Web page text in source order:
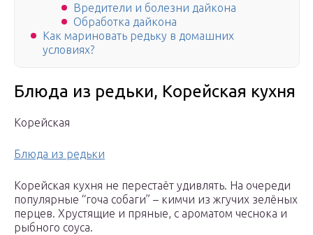
Вредители и болезни дайкона
Обработка дайкона
Как мариновать редьку в домашних
условиях?
Блюда из редьки, Корейская кухня
Корейская
Блюда из редьки
Корейская кухня не перестаёт удивлять. На очереди
популярные “гоча собаги” – кимчи из жгучих зелёных
перцев. Хрустящие и пряные, с ароматом чеснока и
рыбного соуса.